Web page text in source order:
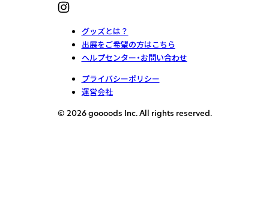
グッズとは？
出展をご希望の方はこちら
ヘルプセンター・お問い合わせ
プライバシーポリシー
運営会社
© 2026 goooods Inc. All rights reserved.